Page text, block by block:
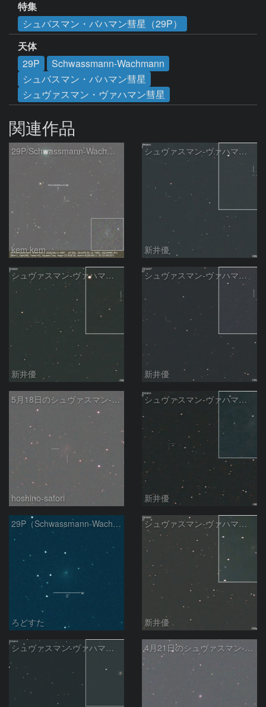
特集
シュバスマン・バハマン彗星（29P）
天体
29P
Schwassmann-Wachmann
シュバスマン・バハマン彗星
シュヴァスマン・ヴァハマン彗星
関連作品
29P/Schwassmann-Wachmann
kem.kem
シュヴァスマン-ヴァハマン彗星 ( 29P )：2026/05/31
新井優
シュヴァスマン-ヴァハマン彗星 ( 29P )：2026/05/29
新井優
シュヴァスマン-ヴァハマン彗星 ( 29P )：2026/05/18
新井優
5月18日のシュヴァスマン-ヴァハマン第1彗星（29P）
hoshino-satori
シュヴァスマン-ヴァハマン彗星 ( 29P )：2026/05/15
新井優
29P（Schwassmann-Wachmann）
ろどすた
シュヴァスマン-ヴァハマン彗星 ( 29P )：2026/05/07
新井優
シュヴァスマン-ヴァハマン彗星 ( 29P )：2026/04/21 4月21日のシュヴァスマン-ヴァハマン第1彗星（Schwassmann-Wachmann 1）